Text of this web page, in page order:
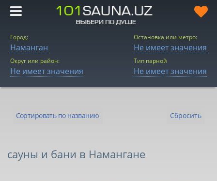
Город:
Наманган
Округ или район:
Не имеет значения
Остановка или метро:
Не имеет значения
Тип парной
Не имеет значения
Сортировать по названию
Сортировать по цене
Сбросить
сауны и бани в Намангане